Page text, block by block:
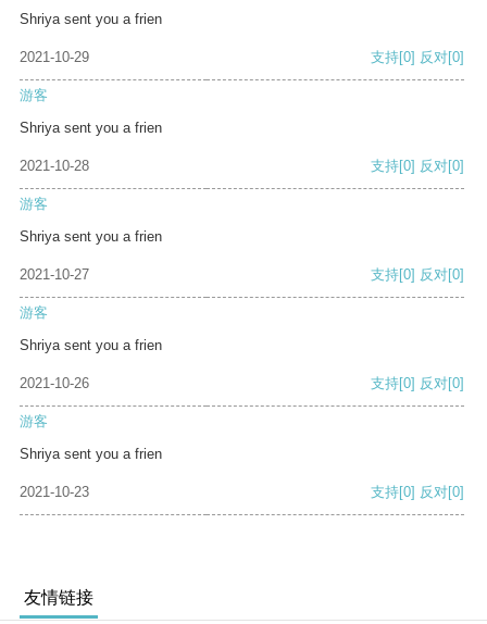
Shriya sent you a frien
2021-10-29 支持[0] 反对[0]
游客
Shriya sent you a frien
2021-10-28 支持[0] 反对[0]
游客
Shriya sent you a frien
2021-10-27 支持[0] 反对[0]
游客
Shriya sent you a frien
2021-10-26 支持[0] 反对[0]
游客
Shriya sent you a frien
2021-10-23 支持[0] 反对[0]
友情链接